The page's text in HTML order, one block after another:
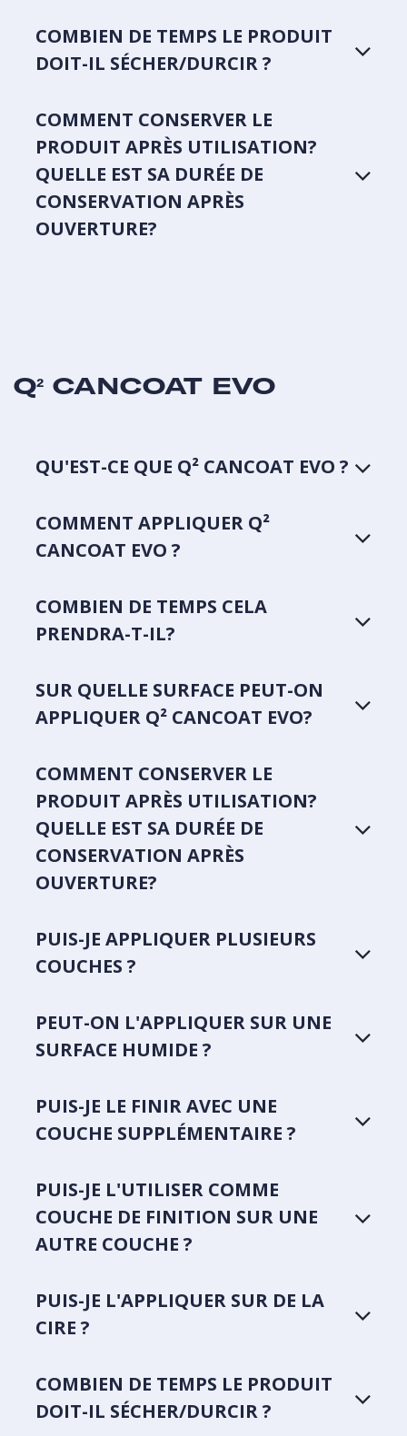
COMBIEN DE TEMPS LE PRODUIT
DOIT-IL SÉCHER/DURCIR ?
COMMENT CONSERVER LE
PRODUIT APRÈS UTILISATION?
QUELLE EST SA DURÉE DE
CONSERVATION APRÈS
OUVERTURE?
Q² CANCOAT EVO
QU'EST-CE QUE Q² CANCOAT EVO ?
COMMENT APPLIQUER Q²
CANCOAT EVO ?
COMBIEN DE TEMPS CELA
PRENDRA-T-IL?
SUR QUELLE SURFACE PEUT-ON
APPLIQUER Q² CANCOAT EVO?
COMMENT CONSERVER LE
PRODUIT APRÈS UTILISATION?
QUELLE EST SA DURÉE DE
CONSERVATION APRÈS
OUVERTURE?
PUIS-JE APPLIQUER PLUSIEURS
COUCHES ?
PEUT-ON L'APPLIQUER SUR UNE
SURFACE HUMIDE ?
PUIS-JE LE FINIR AVEC UNE
COUCHE SUPPLÉMENTAIRE ?
PUIS-JE L'UTILISER COMME
COUCHE DE FINITION SUR UNE
AUTRE COUCHE ?
PUIS-JE L'APPLIQUER SUR DE LA
CIRE ?
COMBIEN DE TEMPS LE PRODUIT
DOIT-IL SÉCHER/DURCIR ?